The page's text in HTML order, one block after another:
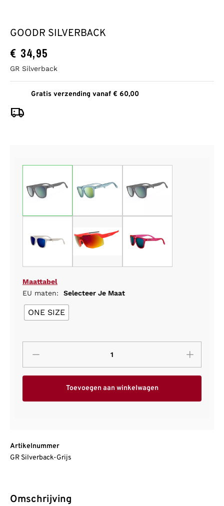
GOODR SILVERBACK
€ 34,95
GR Silverback
Gratis verzending vanaf € 60,00
Maattabel
EU maten:
Selecteer Je Maat
ONE SIZE
Toevoegen aan winkelwagen
Artikelnummer
GR Silverback-Grijs
Omschrijving